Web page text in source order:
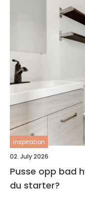
inspiration
02. July 2026
Pusse opp bad hva bør du tenke gjennom før
du starter?